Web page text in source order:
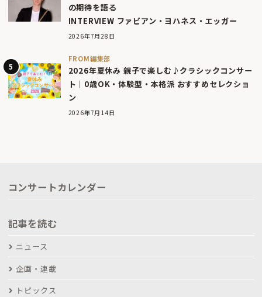
の期待を語る
INTERVIEW ファビアン・ヨハネス・エッガー
2026年7月28日
FROM編集部
2026年夏休み 親子で楽しむ♪クラシックコンサー
ト｜0歳OK・体験型・本格派 おすすめセレクショ
ン
2026年7月14日
コンサートカレンダー
記事を読む
ニュース
企画・連載
トピックス